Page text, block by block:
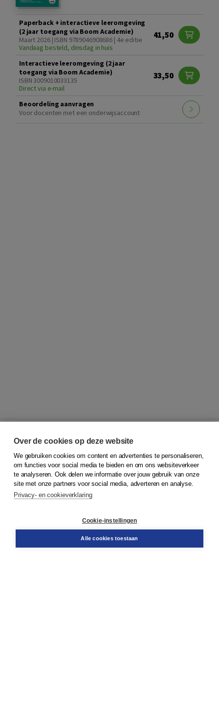
Paperback + interactieve leeromgeving
(2 jaar toegang via Boom Academie)
Maart 2026 | ISBN 9789046908686 | 4e editie
Vandaag besteld, dinsdag in huis
41,50
Interactieve leeromgeving (2 jaar
toegang via Boom Academie)
ISBN 3009010033135
Direct via e-mail
33,50
Beoordeling aanvragen
Voor docenten met een onderwijsaccount
© 2026Koninklijke Boom uitgevers
Klantenservice
Service & informatie
Contact
Over de cookies op deze website
We gebruiken cookies om content en advertenties te personaliseren,
om functies voor social media te bieden en om ons websiteverkeer
te analyseren. Ook delen we informatie over jouw gebruik van onze
site met onze partners voor social media, adverteren en analyse.
Privacy- en cookieverklaring
Cookie-instellingen
Alle cookies toestaan